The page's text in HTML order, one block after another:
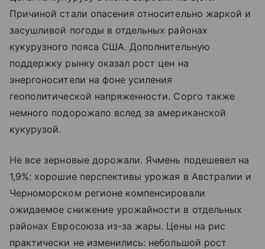
Причиной стали опасения относительно жаркой и
засушливой погоды в отдельных районах
кукурузного пояса США. Дополнительную
поддержку рынку оказал рост цен на
энергоносители на фоне усиления
геополитической напряженности. Сорго также
немного подорожало вслед за американской
кукурузой.
Не все зерновые дорожали. Ячмень подешевел на
1,9%: хорошие перспективы урожая в Австралии и
Черноморском регионе компенсировали
ожидаемое снижение урожайности в отдельных
районах Евросоюза из-за жары. Цены на рис
практически не изменились: небольшой рост